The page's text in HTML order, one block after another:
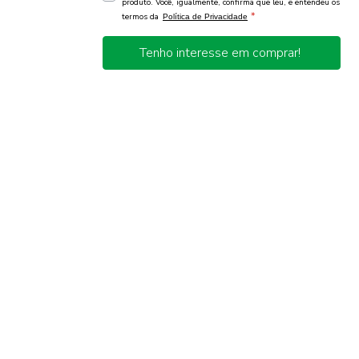
produto. Você, igualmente, confirma que leu, e entendeu os
termos da Política de Privacidade *
Tenho interesse em comprar!